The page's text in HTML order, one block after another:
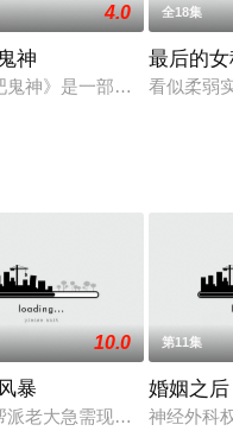
尚均,金柄官,郑宝美
4.0
神
鬼神》是一部爱情喜剧，
全18集
最后的
看似柔弱
察官发现只要轻轻一碰
10.0
暴
派老大急需现金，于是和有
第11集
婚姻之后
神经外科